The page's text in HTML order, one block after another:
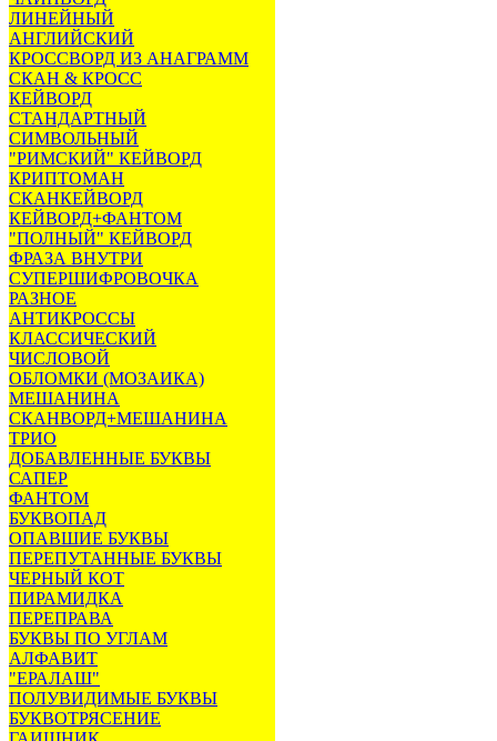
ЛИНЕЙНЫЙ
АНГЛИЙСКИЙ
КРОССВОРД ИЗ АНАГРАММ
СКАН & КРОСС
КЕЙВОРД
СТАНДАРТНЫЙ
СИМВОЛЬНЫЙ
"РИМСКИЙ" КЕЙВОРД
КРИПТОМАН
СКАНКЕЙВОРД
КЕЙВОРД+ФАНТОМ
"ПОЛНЫЙ" КЕЙВОРД
ФРАЗА ВНУТРИ
СУПЕРШИФРОВОЧКА
РАЗНОЕ
АНТИКРОССЫ
КЛАССИЧЕСКИЙ
ЧИСЛОВОЙ
ОБЛОМКИ (МОЗАИКА)
МЕШАНИНА
СКАНВОРД+МЕШАНИНА
ТРИО
ДОБАВЛЕННЫЕ БУКВЫ
САПЕР
ФАНТОМ
БУКВОПАД
ОПАВШИЕ БУКВЫ
ПЕРЕПУТАННЫЕ БУКВЫ
ЧЕРНЫЙ КОТ
ПИРАМИДКА
ПЕРЕПРАВА
БУКВЫ ПО УГЛАМ
АЛФАВИТ
"ЕРАЛАШ"
ПОЛУВИДИМЫЕ БУКВЫ
БУКВОТРЯСЕНИЕ